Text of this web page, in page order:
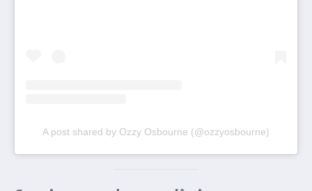
A post shared by Ozzy Osbourne (@ozzyosbourne)